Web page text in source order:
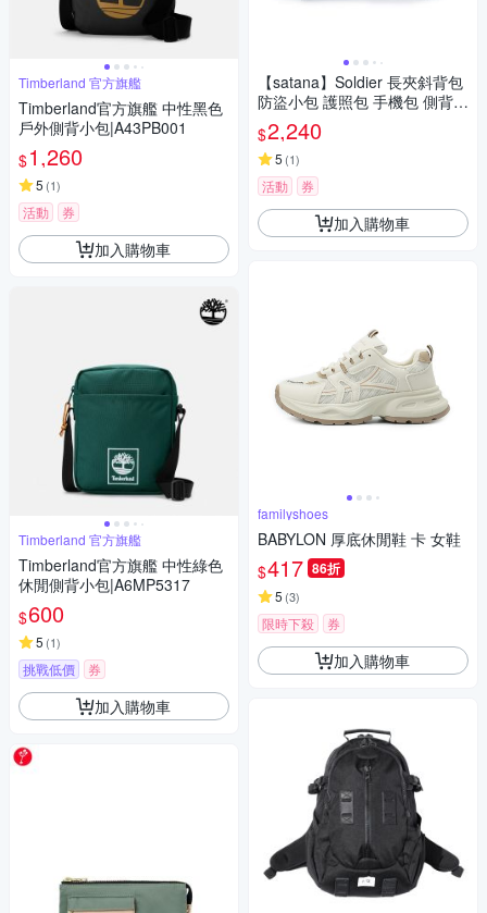
Timberland 官方旗艦
Timberland官方旗艦 中性黑色
戶外側背小包|A43PB001
$1,260
5 (1)
活動 券
加入購物車
Timberland 官方旗艦
Timberland官方旗艦 中性綠色
休閒側背小包|A6MP5317
$600
5 (1)
挑戰低價 券
加入購物車
【satana】Soldier 長夾斜背包
防盜小包 護照包 手機包 側背包
6.7吋手機 台灣製 SOS2555 -
亮黑
$2,240
5 (1)
活動 券
加入購物車
familyshoes
BABYLON 厚底休閒鞋 卡 女鞋
$417 86折
5 (3)
限時下殺 券
加入購物車